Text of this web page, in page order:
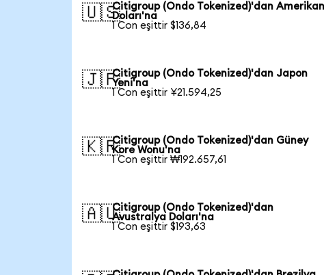
🇺🇸Citigroup (Ondo Tokenized)'dan Amerikan
Doları'na
1 Con eşittir $136,84
🇯🇵Citigroup (Ondo Tokenized)'dan Japon
Yeni'na
1 Con eşittir ¥21.594,25
🇰🇷Citigroup (Ondo Tokenized)'dan Güney
Kore Wonu'na
1 Con eşittir ₩192.657,61
🇦🇺Citigroup (Ondo Tokenized)'dan
Avustralya Doları'na
1 Con eşittir $193,63